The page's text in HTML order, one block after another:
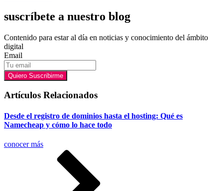
suscríbete a nuestro blog
Contenido para estar al día en noticias y conocimiento del ámbito
digital
Email
Quiero Suscribirme
Artículos Relacionados
Desde el registro de dominios hasta el hosting: Qué es
Namecheap y cómo lo hace todo
conocer más